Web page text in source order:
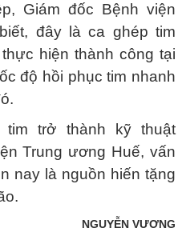
Giám đốc Bệnh viện
đây là ca ghép tim
hiện thành công tại
độ hồi phục tim nhanh
trở thành kỹ thuật
Trung ương Huế, vấn
nay là nguồn hiến tặng
NGUYỄN VƯƠNG